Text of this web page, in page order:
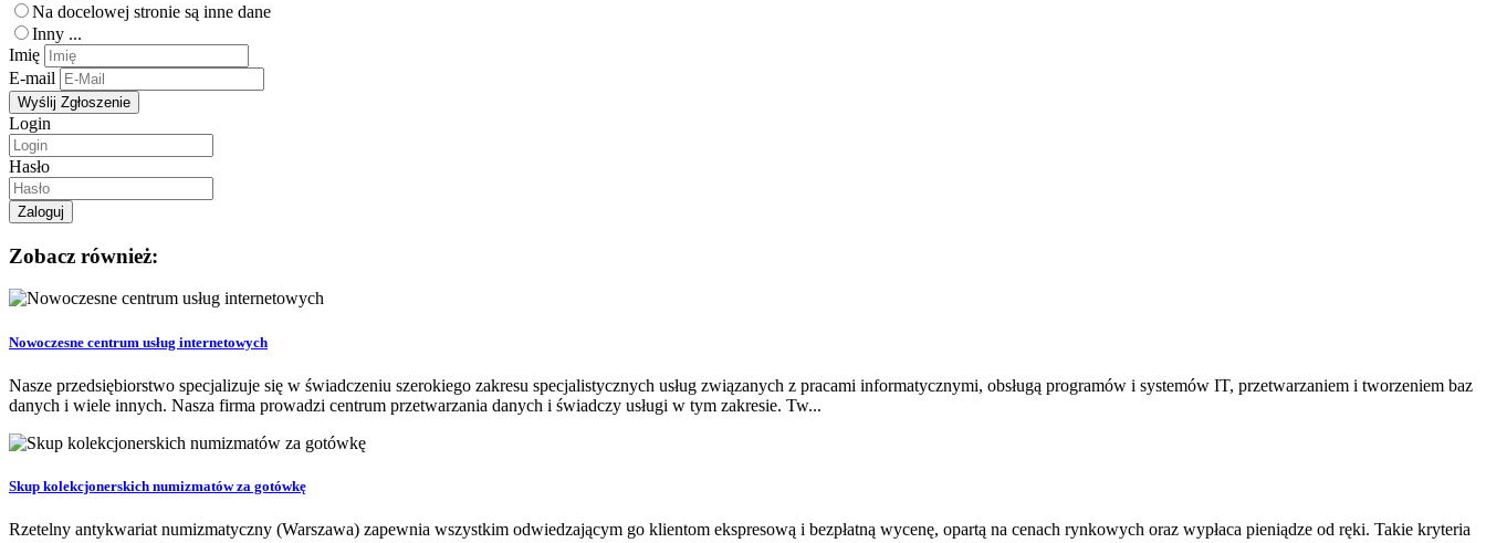
Na docelowej stronie są inne dane
Inny ...
Imię
E-mail
Login
Hasło
Zobacz również:
Nowoczesne centrum usług internetowych
Nasze przedsiębiorstwo specjalizuje się w świadczeniu szerokiego zakresu specjalistycznych usług związanych z pracami informatycznymi, obsługą programów i systemów IT, przetwarzaniem i tworzeniem baz
danych i wiele innych. Nasza firma prowadzi centrum przetwarzania danych i świadczy usługi w tym zakresie. Tw...
Skup kolekcjonerskich numizmatów za gotówkę
Rzetelny antykwariat numizmatyczny (Warszawa) zapewnia wszystkim odwiedzającym go klientom ekspresową i bezpłatną wycenę, opartą na cenach rynkowych oraz wypłaca pieniądze od ręki. Takie kryteria